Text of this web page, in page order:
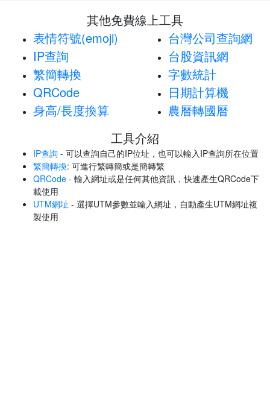
其他免費線上工具
表情符號(emoji)
IP查詢
繁簡轉換
QRCode
身高/長度換算
台灣公司查詢網
台股資訊網
字數統計
日期計算機
農曆轉國曆
工具介紹
IP查詢 - 可以查詢自己的IP位址，也可以輸入IP查詢所在位置
繁簡轉換: 可進行繁轉簡或是簡轉繁
QRCode - 輸入網址或是任何其他資訊，快速產生QRCode下
載使用
UTM網址 - 選擇UTM參數並輸入網址，自動產生UTM網址複
製使用